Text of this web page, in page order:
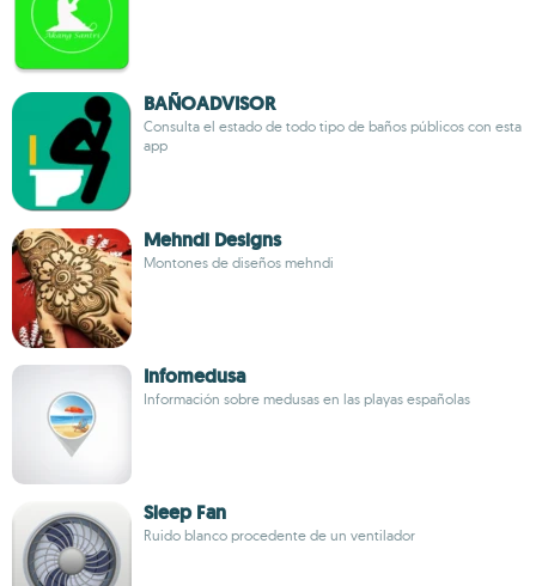
BAÑOADVISOR
Consulta el estado de todo tipo de baños públicos con esta
app
Mehndi Designs
Montones de diseños mehndi
Infomedusa
Información sobre medusas en las playas españolas
Sleep Fan
Ruido blanco procedente de un ventilador